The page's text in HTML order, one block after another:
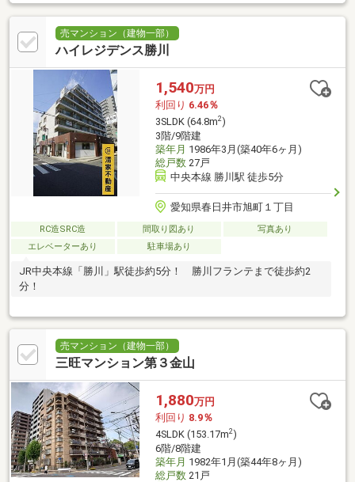
売マンション（建物一部）
ハイレジデンス勝川
1,540万円
利回り 6.46％
3SLDK (64.8m2)
3階/9階建
築年月 1986年3月(築40年6ヶ月)
総戸数27戸
中央本線 勝川駅 徒歩5分
愛知県春日井市旭町１丁目
RC造SRC造 間取り図あり
写真あり
エレベーターあり
駐車場あり
JR中央本線「勝川」駅徒歩約5分！ 勝川フランテまで徒歩約2
分！
売マンション（建物一部）
三旺マンション第３金山
1,880万円
利回り 8.9％
4SLDK (153.17m2)
6階/8階建
築年月 1982年1月(築44年8ヶ月)
総戸数21戸